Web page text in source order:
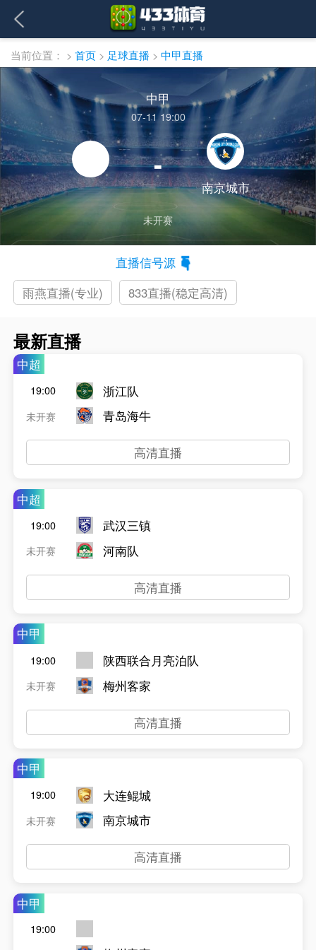
当前位置： > 首页 > 足球直播 > 中甲直播
中甲
07-11 19:00
-
南京城市
未开赛
直播信号源
雨燕直播(专业)
833直播(稳定高清)
最新直播
中超
19:00
未开赛
浙江队
青岛海牛
高清直播
中超
19:00
未开赛
武汉三镇
河南队
高清直播
中甲
19:00
未开赛
陕西联合月亮泊队
梅州客家
高清直播
中甲
19:00
未开赛
大连鲲城
南京城市
高清直播
中甲
19:00